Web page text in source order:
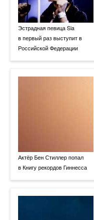
Эстрадная певица Sia
в первый раз выступит в
Российской Федерации
Актёр Бен Стиллер попал
в Книгу рекордов Гиннесса